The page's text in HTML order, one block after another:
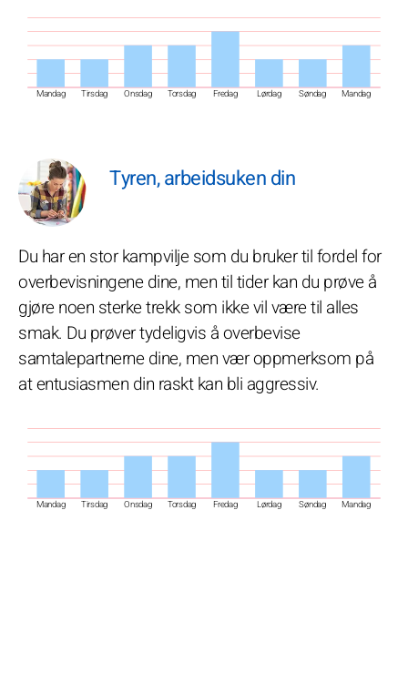
Mandag Tirsdag Onsdag Torsdag Fredag Lørdag Søndag Mandag
Tyren, arbeidsuken din
Mandag Tirsdag Onsdag Torsdag Fredag Lørdag Søndag Mandag
Du har en stor kampvilje som du bruker til fordel for
overbevisningene dine, men til tider kan du prøve å
gjøre noen sterke trekk som ikke vil være til alles
smak. Du prøver tydeligvis å overbevise
samtalepartnerne dine, men vær oppmerksom på
at entusiasmen din raskt kan bli aggressiv.